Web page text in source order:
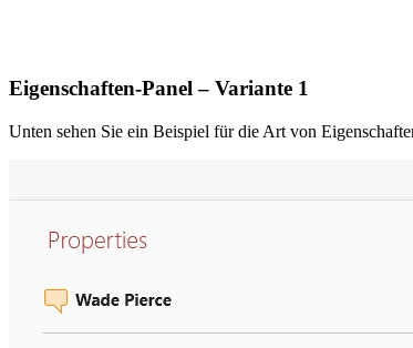
Eigenschaften-Panel – Variante 1
Unten sehen Sie ein Beispiel für die Art von